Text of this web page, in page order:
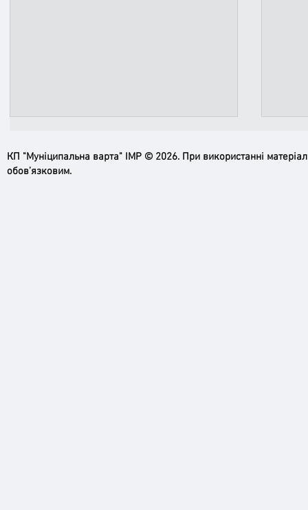
КП "Муніципальна варта" ІМР © 2026. При використанні
обов’язковим.